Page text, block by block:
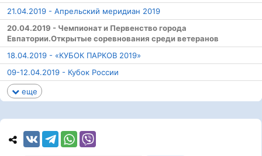
21.04.2019 - Апрельский меридиан 2019
20.04.2019 - Чемпионат и Первенство города
Евпатории.Открытые соревнования среди ветеранов
18.04.2019 - «КУБОК ПАРКОВ 2019»
09-12.04.2019 - Кубок России
еще